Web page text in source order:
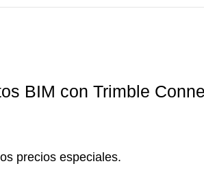
BIM con Trimble
los precios especiales.